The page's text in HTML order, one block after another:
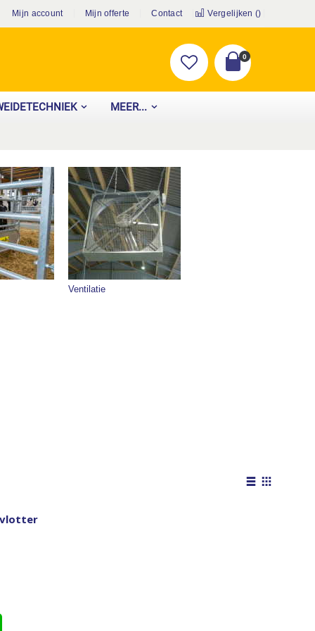
Mijn account Mijn offerte Contact Vergelijken ()
Cart
0producten
MEER...
Ventilatie
Tonen